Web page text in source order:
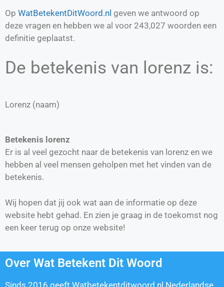
Op WatBetekentDitWoord.nl geven we antwoord op
deze vragen en hebben we al voor 243,027 woorden een
definitie geplaatst.
De betekenis van lorenz is:
Lorenz (naam)
Betekenis lorenz
Er is al veel gezocht naar de betekenis van lorenz en we
hebben al veel mensen geholpen met het vinden van de
betekenis.
Wij hopen dat jij ook wat aan de informatie op deze
website hebt gehad. En zien je graag in de toekomst nog
een keer terug op onze website!
Over Wat Betekent Dit Woord